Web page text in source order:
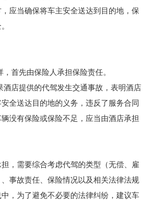
应当确保将车主安全送达到目的地，保
首先由保险人承担保险责任。
酒店提供的代驾发生交通事故，表明酒店
全送达目的地的义务，违反了服务合同
没有保险或保险不足，应当由酒店承担
，需要综合考虑代驾的类型（无偿、雇
事故责任、保险情况以及相关法律法规
，为了避免不必要的法律纠纷，建议车